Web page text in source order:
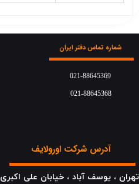
آدرس شرکت اورولایف
تهران ، یوسف آباد ، خیابان علی اکبری
شماره تماس دفتر ایران
021-88645369
021-88645368